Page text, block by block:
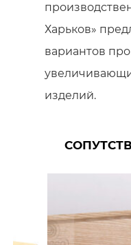
Харьков»
вариантов
изделий.